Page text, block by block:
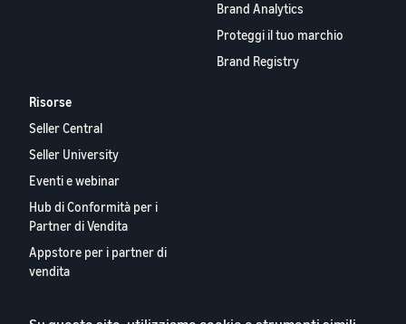
Brand Analytics
Proteggi il tuo marchio
Brand Registry
Risorse
Seller Central
Seller University
Eventi e webinar
Hub di Conformità per i
Partner di Vendita
Appstore per i partner di
vendita
Partner Vendita Europei